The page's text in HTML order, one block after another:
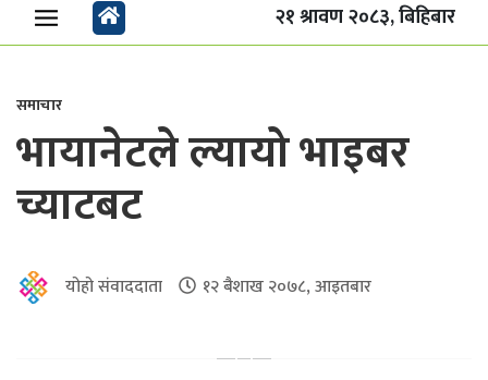
२१ श्रावण २०८३, बिहिबार
समाचार
भायानेटले ल्यायो भाइबर
च्याटबट
योहो संवाददाता १२ बैशाख २०७८, आइतबार